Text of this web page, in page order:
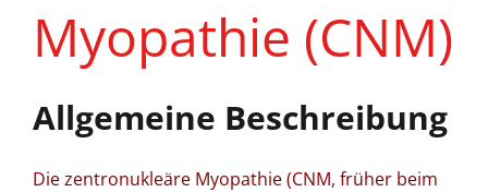
Myopathie (CNM)
Allgemeine Beschreibung
Die zentronukleäre Myopathie (CNM, früher beim